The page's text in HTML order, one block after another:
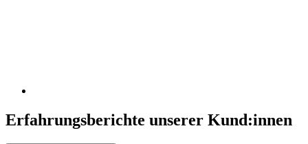
Erfahrungsberichte unserer Kund:innen